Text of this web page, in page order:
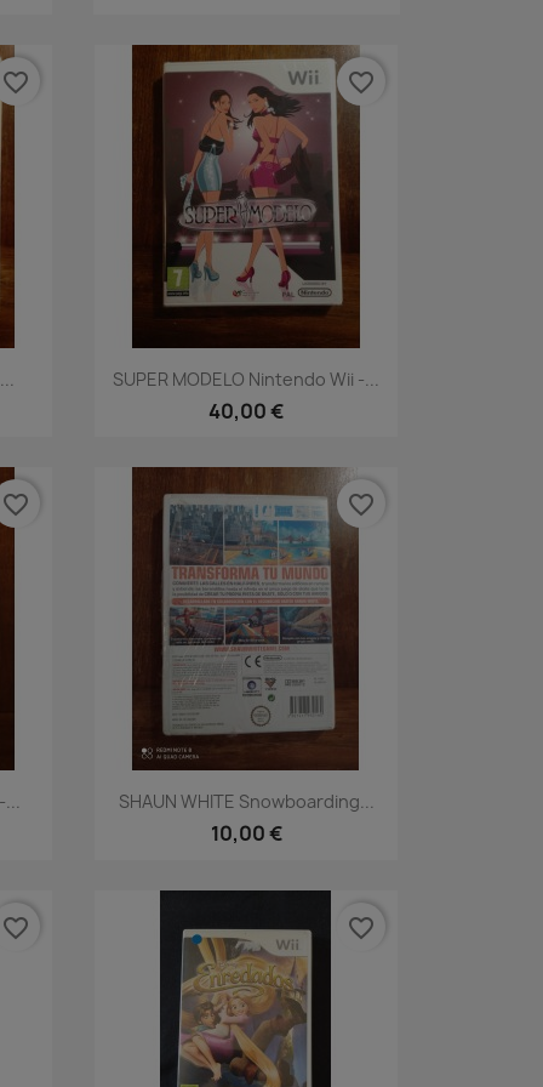
favorite_border
Vista rápida
SUPER MODELO Nintendo Wii -...
40,00 €
favorite_border
...
favorite_border
Vista rápida
SHAUN WHITE Snowboarding...
10,00 €
favorite_border
favorite_border favorite_border